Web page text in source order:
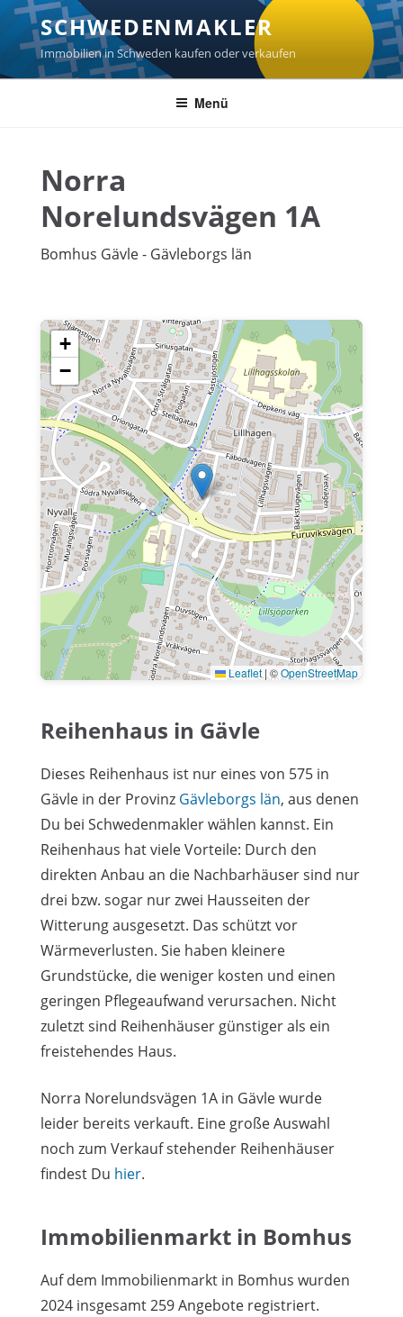
Zum
Inhalt
springen
SCHWEDENMAKLER
Immobilien in Schweden kaufen oder verkaufen
Menü
Norra
Norelundsvägen 1A
Bomhus Gävle - Gävleborgs län
+
−
Leaflet | ©OpenStreetMap
Reihenhaus in Gävle
Dieses Reihenhaus ist nur eines von 575 in
Gävle in der Provinz Gävleborgs län, aus denen
Du bei Schwedenmakler wählen kannst. Ein
Reihenhaus hat viele Vorteile: Durch den
direkten Anbau an die Nachbarhäuser sind nur
drei bzw. sogar nur zwei Hausseiten der
Witterung ausgesetzt. Das schützt vor
Wärmeverlusten. Sie haben kleinere
Grundstücke, die weniger kosten und einen
geringen Pflegeaufwand verursachen. Nicht
zuletzt sind Reihenhäuser günstiger als ein
freistehendes Haus.
Norra Norelundsvägen 1A in Gävle wurde
leider bereits verkauft. Eine große Auswahl
noch zum Verkauf stehender Reihenhäuser
findest Du hier.
Immobilienmarkt in Bomhus
Auf dem Immobilienmarkt in Bomhus wurden
2024 insgesamt 259 Angebote registriert.